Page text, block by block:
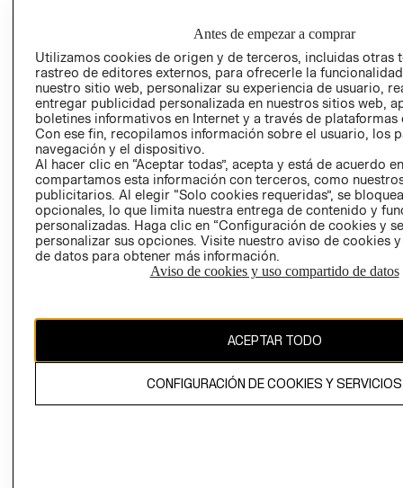
PROGRAMA DE
TRANSPARENCIA
Y ÉTICA (INGLÉS)
DE INDUSTRIA Y
COMERCIO - SIC
PETICIONES
QUEJAS Y
RECLAMOS
Colombia ($)
CAMBIAR REGIÓN
El contenido de esta página web está protegido por copyright y es
propiedad de H&M Hennes & Mauritz AB.
Antes de empezar a comprar
Utilizamos cookies de origen y de terceros, incluidas otras
rastreo de editores externos, para ofrecerle la
nuestro sitio web, personalizar su experiencia de usuario,
entregar publicidad personalizada en nuestros sitios web,
boletines informativos en Internet y a través de plataformas
Con ese fin, recopilamos información sobre el usuario, los
navegación y el dispositivo.
Al hacer clic en “Aceptar todas”, acepta y está de acuerdo
compartamos esta información con terceros, como
publicitarios. Al elegir “Solo cookies requeridas”, se
opcionales, lo que limita nuestra entrega de contenido y
personalizadas. Haga clic en “Configuración de cookies y
personalizar sus opciones. Visite nuestro aviso de cookies
de datos para obtener más información.
Aviso de cookies y uso compartido de datos
ACEPTAR TODO
CONFIGURACIÓN DE COOKIES Y SERVICIOS